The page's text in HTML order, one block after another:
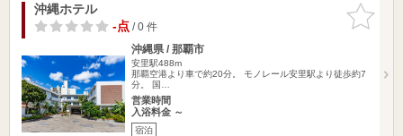
お気に入
りに追加
沖縄ホテル
-点/ 0 件
沖縄県 / 那覇市
安里駅488m
那覇空港より車で約20分。 モノレール安里駅より徒歩約7
分。 国…
営業時間
入浴料金 ～
宿泊